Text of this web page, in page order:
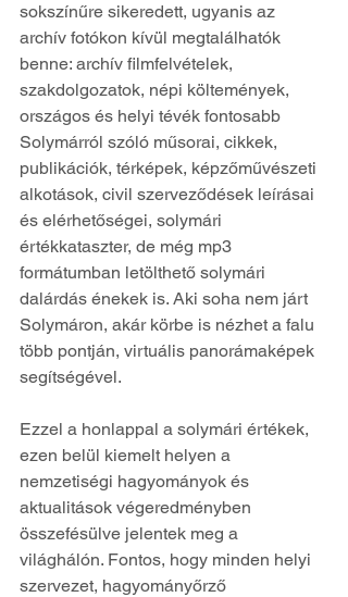
sokszínűre sikeredett, ugyanis az
archív fotókon kívül megtalálhatók
benne: archív filmfelvételek,
szakdolgozatok, népi költemények,
országos és helyi tévék fontosabb
Solymárról szóló műsorai, cikkek,
publikációk, térképek, képzőművészeti
alkotások, civil szerveződések leírásai
és elérhetőségei, solymári
értékkataszter, de még mp3
formátumban letölthető solymári
dalárdás énekek is. Aki soha nem járt
Solymáron, akár körbe is nézhet a falu
több pontján, virtuális panorámaképek
segítségével.
Ezzel a honlappal a solymári értékek,
ezen belül kiemelt helyen a
nemzetiségi hagyományok és
aktualitások végeredményben
összefésülve jelentek meg a
világhálón. Fontos, hogy minden helyi
szervezet, hagyományőrző